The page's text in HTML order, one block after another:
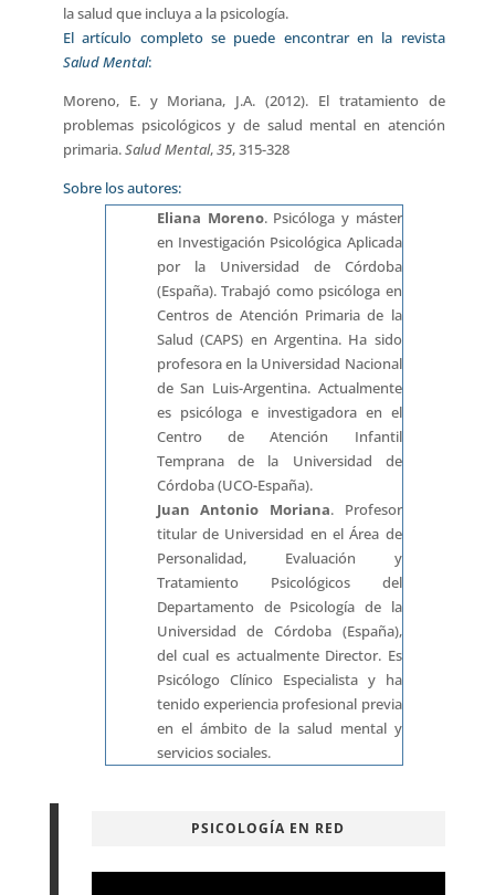
la salud que incluya a la psicología.
El artículo completo se puede encontrar en la revista
Salud Mental:
Moreno, E. y Moriana, J.A. (2012). El tratamiento de
problemas psicológicos y de salud mental en atención
primaria.Salud Mental,35, 315-328
Sobre los autores:
Eliana Moreno. Psicóloga y máster
en Investigación Psicológica Aplicada
por la Universidad de Córdoba
(España). Trabajó como psicóloga en
Centros de Atención Primaria de la
Salud (CAPS) en Argentina. Ha sido
profesora en la Universidad Nacional
de San Luis-Argentina. Actualmente
es psicóloga e investigadora en el
Centro de Atención Infantil
Temprana de la Universidad de
Córdoba (UCO-España).
Juan Antonio Moriana. Profesor
titular de Universidad en el Área de
Personalidad, Evaluación y
Tratamiento Psicológicos del
Departamento de Psicología de la
Universidad de Córdoba (España),
del cual es actualmente Director. Es
Psicólogo Clínico Especialista y ha
tenido experiencia profesional previa
en el ámbito de la salud mental y
servicios sociales.
PSICOLOGÍA EN RED